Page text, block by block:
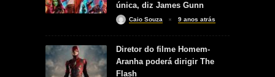
única, diz James Gunn
Caio Souza 9 anos atrás
Diretor do filme Homem-
Aranha poderá dirigir The
Flash